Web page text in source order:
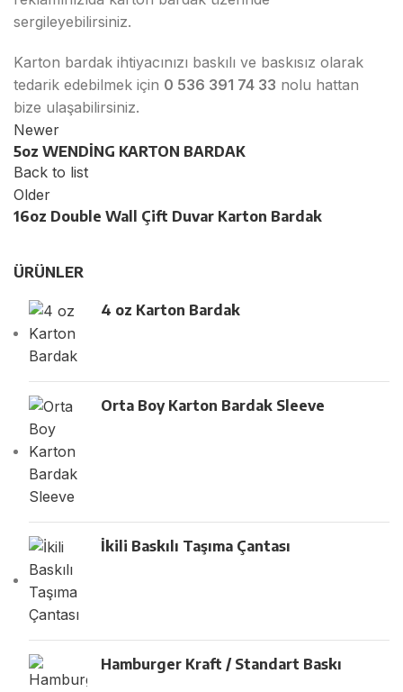
sergileyebilirsiniz.
Karton bardak ihtiyacınızı baskılı ve baskısız olarak
tedarik edebilmek için 0 536 391 74 33 nolu hattan
bize ulaşabilirsiniz.
Newer
5oz WENDİNG KARTON BARDAK
Back to list
Older
16oz Double Wall Çift Duvar Karton Bardak
ÜRÜNLER
4 oz Karton Bardak
Orta Boy Karton Bardak Sleeve
İkili Baskılı Taşıma Çantası
Hamburger Kraft / Standart Baskı